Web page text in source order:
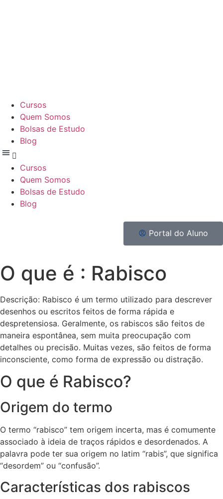
Cursos
Quem Somos
Bolsas de Estudo
Blog
Cursos
Quem Somos
Bolsas de Estudo
Blog
Portal do Aluno
O que é : Rabisco
Descrição: Rabisco é um termo utilizado para descrever
desenhos ou escritos feitos de forma rápida e
despretensiosa. Geralmente, os rabiscos são feitos de
maneira espontânea, sem muita preocupação com
detalhes ou precisão. Muitas vezes, são feitos de forma
inconsciente, como forma de expressão ou distração.
O que é Rabisco?
Origem do termo
O termo “rabisco” tem origem incerta, mas é comumente
associado à ideia de traços rápidos e desordenados. A
palavra pode ter sua origem no latim “rabis”, que significa
“desordem” ou “confusão”.
Características dos rabiscos